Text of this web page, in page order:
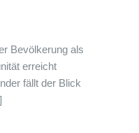
Bevölkerung als
erreicht
fällt der Blick